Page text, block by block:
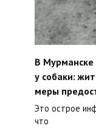
В Мурманске
у собаки:
меры
Это острое
что